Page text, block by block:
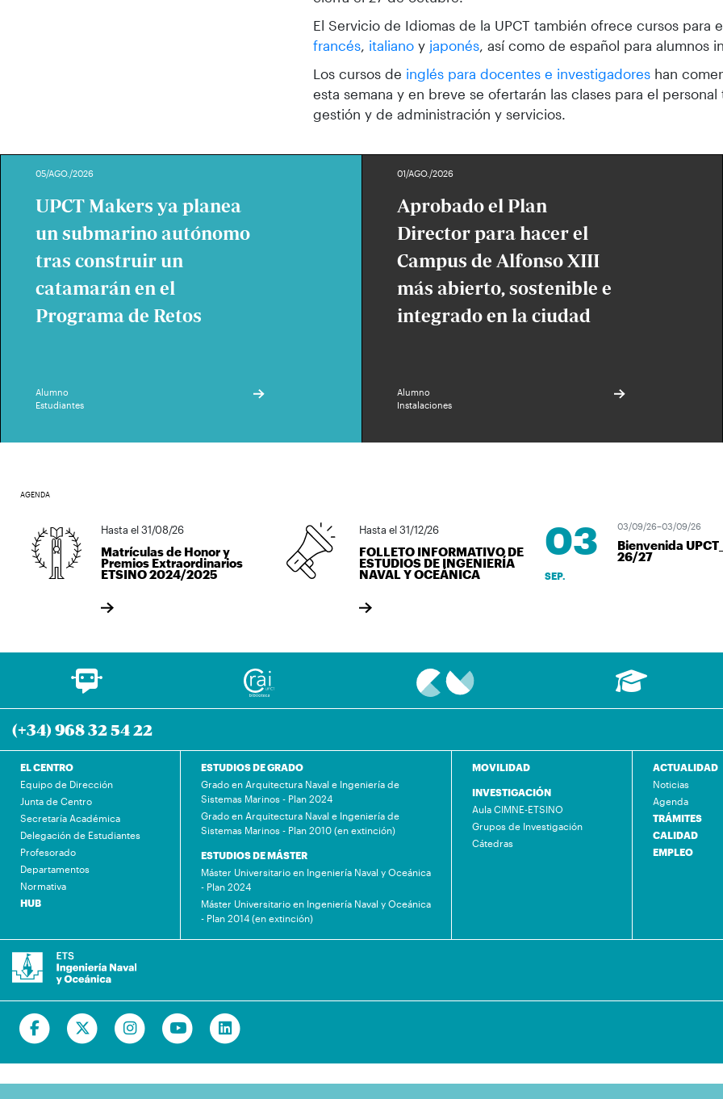
El Servicio de Idiomas de la UPCT también ofrece cursos para
francés, italiano y japonés, así como de español para alumnos
Los cursos de inglés para docentes e investigadores han
esta semana y en breve se ofertarán las clases para el
gestión y de administración y servicios.
05/AGO./2026
UPCT Makers ya planea
un submarino autónomo
tras construir un
catamarán en el
Programa de Retos
Alumno
Estudiantes
01/AGO./2026
Aprobado el Plan
Director para hacer el
Campus de Alfonso XIII
más abierto, sostenible e
integrado en la ciudad
Alumno
Instalaciones
AGENDA
Hasta el 31/08/26
Matrículas de Honor y
Premios Extraordinarios
ETSINO 2024/2025
Hasta el 31/12/26
FOLLETO INFORMATIVO DE
ESTUDIOS DE INGENIERÍA
NAVAL Y OCEÁNICA
03
SEP.
03/09/26–03/09/26
Bienvenida
26/27
(+34) 968 32 54 22
EL CENTRO
Equipo de Dirección
Junta de Centro
Secretaría Académica
Delegación de Estudiantes
Profesorado
Departamentos
Normativa
HUB
ESTUDIOS DE GRADO
Grado en Arquitectura Naval e Ingeniería de
Sistemas Marinos - Plan 2024
Grado en Arquitectura Naval e Ingeniería de
Sistemas Marinos - Plan 2010 (en extinción)
ESTUDIOS DE MÁSTER
Máster Universitario en Ingeniería Naval y Oceánica
- Plan 2024
Máster Universitario en Ingeniería Naval y Oceánica
- Plan 2014 (en extinción)
MOVILIDAD
INVESTIGACIÓN
Aula CIMNE-ETSINO
Grupos de Investigación
Cátedras
ACTUALIDAD
Noticias
Agenda
TRÁMITES
CALIDAD
EMPLEO